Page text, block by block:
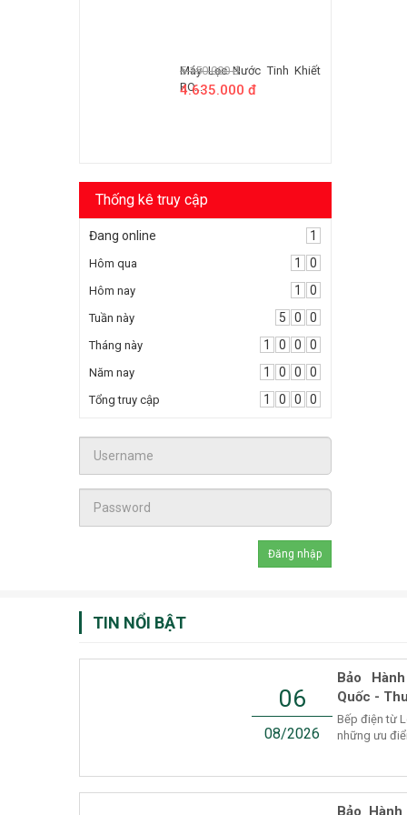
Máy Lọc Nước Tinh Khiết
RO...
Thống kê truy cập
Đang online 1
Hôm qua 1 0
Hôm nay 1 0
Tuần này 5 0 0
Tháng này 1 0 0 0
Năm nay 1 0 0 0
Tổng truy cập 1 0 0 0
TIN NỔI BẬT
06
08/2026
Bảo
Quốc -
Bếp điện từ
những ưu
Bảo